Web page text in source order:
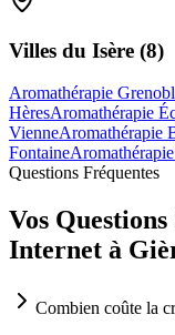
Villes du Isère (8)
Aromathérapie
HèresAromathérapie
VienneAromathérapie
Fontaine
Questions Fréquentes
Vos
Internet à
Combien coûte la